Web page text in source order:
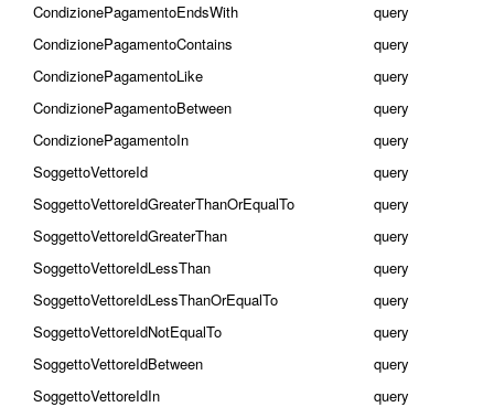
CondizionePagamentoEndsWith
query
CondizionePagamentoContains
query
CondizionePagamentoLike
query
CondizionePagamentoBetween
query
CondizionePagamentoIn
query
SoggettoVettoreId
query
SoggettoVettoreIdGreaterThanOrEqualTo
query
SoggettoVettoreIdGreaterThan
query
SoggettoVettoreIdLessThan
query
SoggettoVettoreIdLessThanOrEqualTo
query
SoggettoVettoreIdNotEqualTo
query
SoggettoVettoreIdBetween
query
SoggettoVettoreIdIn
query